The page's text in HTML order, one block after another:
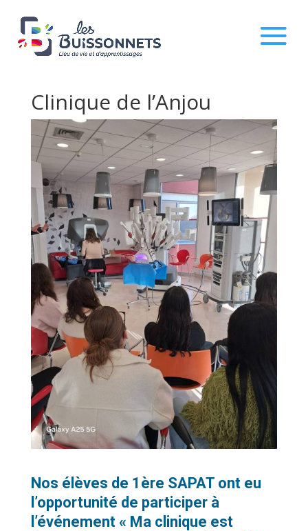
Clinique de l’Anjou
Nos élèves de 1ère SAPAT ont eu
l’opportunité de participer à
l’événement « Ma clinique est